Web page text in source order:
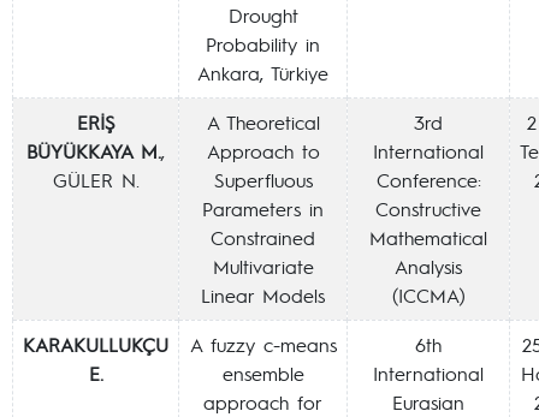
Drought
Probability in
Ankara, Türkiye
ERİŞ
BÜYÜKKAYA M.,
GÜLER N.
A Theoretical
Approach to
Superfluous
Parameters in
Constrained
Multivariate
Linear Models
3rd
International
Conference:
Constructive
Mathematical
Analysis
(ICCMA)
KARAKULLUKÇU
E.
A fuzzy c-means
ensemble
approach for
6th
International
Eurasian